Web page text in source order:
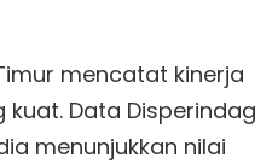
mencatat kinerja
Data Disperindag
menunjukkan nilai